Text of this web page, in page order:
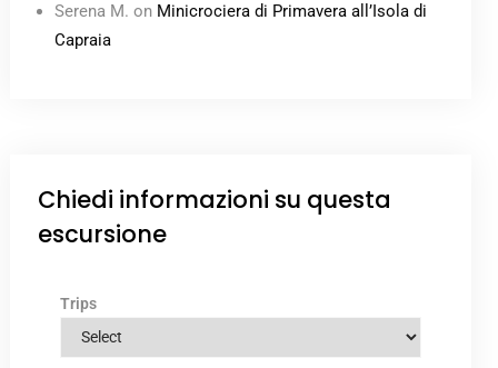
Serena M. on Minicrociera di Primavera all’Isola di
Capraia
Chiedi informazioni su questa
escursione
Trips